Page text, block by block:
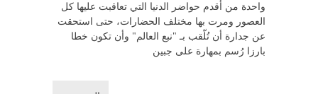
واحدة من أقدم حواضر الدنيا التي تعاقبت عليها كل
العصور ومرت بها مختلف الحضارات، حتى استحقت
عن جدارة أن تُلّقب بـ "نبع العالم" وأن تكون خطا
بارزا رُسم بمهارة على جبين